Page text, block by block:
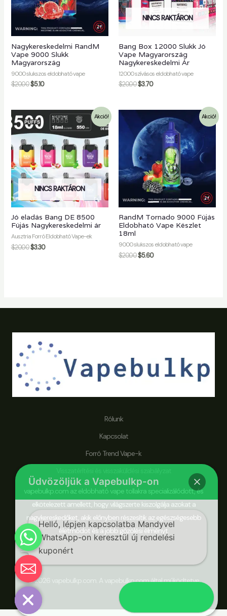
Nagykereskedelmi RandM
Vape 9000 Slukk
Magyarország
9000 slukszos eldobható vape
$20.00$5.10
NINCS RAKTÁRON
Bang Box 12000 Slukk Jó
Vape Magyarország
Nagykereskedelmi Ár
12000 szívásos eldobható vape
$20.00$3.70
Akció!
NINCS RAKTÁRON
Jó eladás Bang DE 8500
Fújás Nagykereskedelmi ár
Ausztria Forró Eldobható Vape-ek
$20.00$3.30
Akció!
RandM Tornado 9000 Fújás
Eldobható Vape Készlet
18ml
9000 slukszos eldobható vape
$20.00$5.60
Rólunk
Kapcsolat
Forró Trend Vape-k
vapebulkp.com az eldobható vape tollakra specializálódott, és
elkötelezett amellett, hogy világszerte kiszolgálja azokat a
nagykereskedőket, akik előnyben részesítik az egészségesebb
életmódot és a jobb gőzölési élményt.
© 2026 vapebulkp.com. A vapebulkp.com által működtetve.
Üdvözöljük a Vapebulkp-on
Helló, lépjen kapcsolatba Mandyvel
WhatsApp-on keresztül új rendelési
kuponért
Hide
Chaty